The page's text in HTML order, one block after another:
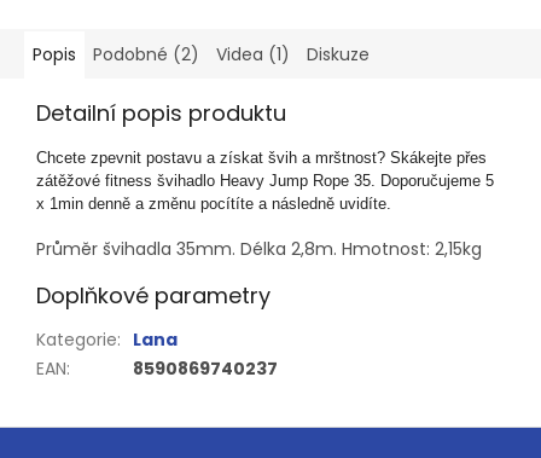
Popis Podobné (2) Videa (1) Diskuze
Detailní popis produktu
Chcete zpevnit postavu a získat švih a mrštnost? Skákejte přes
zátěžové fitness švihadlo Heavy Jump Rope 35. Doporučujeme 5
x 1min denně a změnu pocítíte a následně uvidíte.
Průměr švihadla 35mm. Délka 2,8m. Hmotnost: 2,15kg
Doplňkové parametry
Kategorie: Lana
EAN: 8590869740237
Z